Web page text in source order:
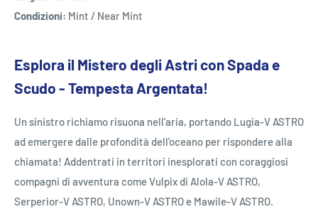
Condizioni: Mint / Near Mint
Esplora il Mistero degli Astri con Spada e
Scudo - Tempesta Argentata!
Un sinistro richiamo risuona nell'aria, portando Lugia-V ASTRO
ad emergere dalle profondità dell'oceano per rispondere alla
chiamata! Addentrati in territori inesplorati con coraggiosi
compagni di avventura come Vulpix di Alola-V ASTRO,
Serperior-V ASTRO, Unown-V ASTRO e Mawile-V ASTRO.